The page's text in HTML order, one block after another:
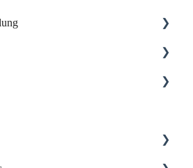
Funktionen
Kasse
zu Shore Pay